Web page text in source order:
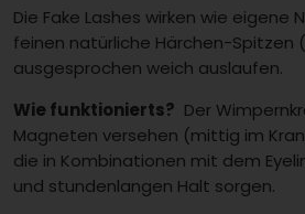
Die Fake Lashes wirken wie eigene
feinen natürliche Härchen-Spitzen
ausgesprochen weich auslaufen.
Wie funktionierts? Der
Magneten versehen (mittig im
die in Kombinationen mit dem
und stundenlangen Halt sorgen.